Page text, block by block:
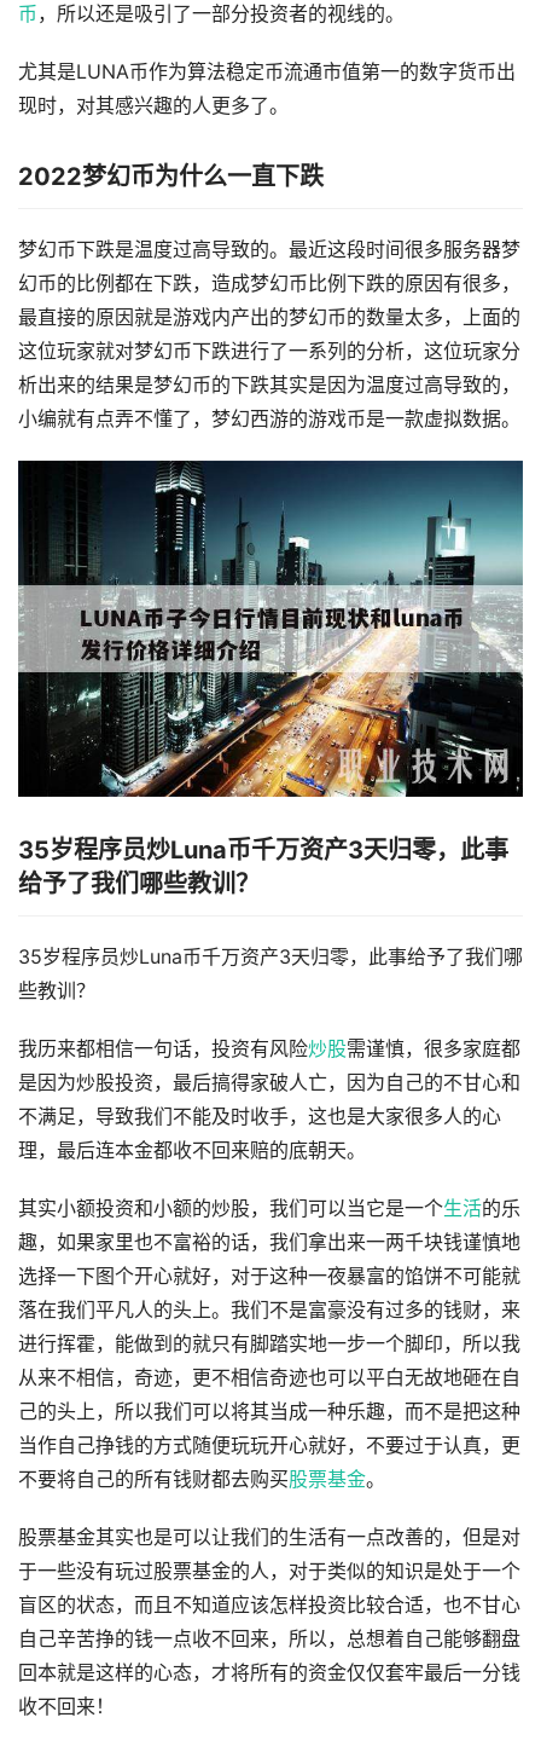
币，所以还是吸引了一部分投资者的视线的。
尤其是LUNA币作为算法稳定币流通市值第一的数字货币出
现时，对其感兴趣的人更多了。
2022梦幻币为什么一直下跌
梦幻币下跌是温度过高导致的。最近这段时间很多服务器梦
幻币的比例都在下跌，造成梦幻币比例下跌的原因有很多，
最直接的原因就是游戏内产出的梦幻币的数量太多，上面的
这位玩家就对梦幻币下跌进行了一系列的分析，这位玩家分
析出来的结果是梦幻币的下跌其实是因为温度过高导致的，
小编就有点弄不懂了，梦幻西游的游戏币是一款虚拟数据。
35岁程序员炒Luna币千万资产3天归零，此事
给予了我们哪些教训？
35岁程序员炒Luna币千万资产3天归零，此事给予了我们哪
些教训？
我历来都相信一句话，投资有风险炒股需谨慎，很多家庭都
是因为炒股投资，最后搞得家破人亡，因为自己的不甘心和
不满足，导致我们不能及时收手，这也是大家很多人的心
理，最后连本金都收不回来赔的底朝天。
其实小额投资和小额的炒股，我们可以当它是一个生活的乐
趣，如果家里也不富裕的话，我们拿出来一两千块钱谨慎地
选择一下图个开心就好，对于这种一夜暴富的馅饼不可能就
落在我们平凡人的头上。我们不是富豪没有过多的钱财，来
进行挥霍，能做到的就只有脚踏实地一步一个脚印，所以我
从来不相信，奇迹，更不相信奇迹也可以平白无故地砸在自
己的头上，所以我们可以将其当成一种乐趣，而不是把这种
当作自己挣钱的方式随便玩玩开心就好，不要过于认真，更
不要将自己的所有钱财都去购买股票基金。
股票基金其实也是可以让我们的生活有一点改善的，但是对
于一些没有玩过股票基金的人，对于类似的知识是处于一个
盲区的状态，而且不知道应该怎样投资比较合适，也不甘心
自己辛苦挣的钱一点收不回来，所以，总想着自己能够翻盘
回本就是这样的心态，才将所有的资金仅仅套牢最后一分钱
收不回来！